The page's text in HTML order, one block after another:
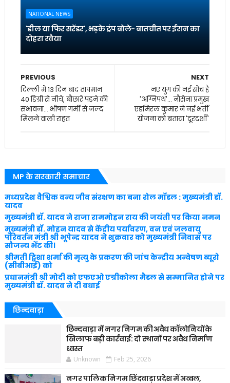
NATIONAL NEWS
'डील या फिर सरेंडर', भड़के ट्रंप बोले- बातचीत पर ईरान का
दोहरा रवैया
NEXT
नए युग की नई सोच है
'अग्निपथ'... नौसेना प्रमुख
एडमिरल कुमार ने नई भर्ती
योजना को बताया 'दूरदर्शी'
PREVIOUS
दिल्ली में 13 दिन बाद तापमान
40 डिग्री से नीचे, बौछारें पड़ने की
संभावना... भीषण गर्मी से जल्द
मिलने वाली राहत
MP के सरकारी समाचार
मध्यप्रदेश वैश्विक वन्य जीव संरक्षण का बना रोल मॉडल : मुख्यमंत्री डॉ.
यादव
मुख्यमंत्री डॉ. यादव ने राजा राममोहन राय की जयंती पर किया नमन
मुख्यमंत्री डॉ. मोहन यादव से केंद्रीय पर्यावरण, वन एवं जलवायु
परिवर्तन मंत्री श्री भूपेन्द्र यादव ने शुक्रवार को मुख्यमंत्री निवास पर
सौजन्य भेंट की।
श्रीमती ट्विशा शर्मा की मृत्यु के प्रकरण की जांच केन्द्रीय अन्वेषण ब्यूरो
(सीबीआई) को
प्रधानमंत्री श्री मोदी को एफएओ एग्रीकोला मैडल से सम्मानित होने पर
मुख्यमंत्री डॉ. यादव ने दी बधाई
छिन्दवाड़ा
छिन्दवाड़ा में नगर निगम की अवैध कॉलोनियों के
खिलाफ बड़ी कार्रवाई: दो स्थानों पर अवैध निर्माण
ध्वस्त
Unknown Feb 25, 2026
नगर पालिक निगम छिंदवाड़ा प्रदेश में अव्वल,